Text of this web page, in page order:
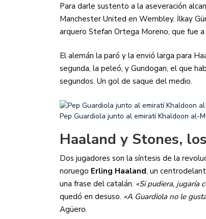
Para darle sustento a la aseveración
Manchester United en Wembley. İlkay
arquero Stefan Ortega Moreno, que fue
El alemán la paró y la envió larga para
segunda, la peleó, y Gundogan, el que
segundos. Un gol de saque del medio.
Pep Guardiola junto al emiratí Khaldoon al-
Haaland y Stones,
Dos jugadores son la síntesis de la
noruego Erling Haaland, un
una frase del catalán. «Si pudiera, jugaría
quedó en desuso. «A Guardiola no le
Agüero.